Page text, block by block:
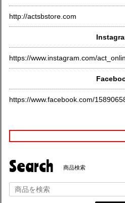
http://actsbstore.com
https://www.instagram.com/
https://www.facebook.com/
Search 商品検索